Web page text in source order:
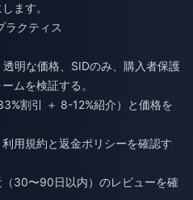
ます。
ラクティス
明な価格、SIDのみ、購入者保護
ムを検証する。
割引 ＋ 8-12%紹介）と価格を
用規約と返金ポリシーを確認す
30〜90日以内）のレビューを確